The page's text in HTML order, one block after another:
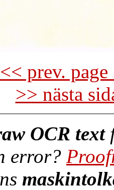
<< prev.
>> nästa
OCR text
error?